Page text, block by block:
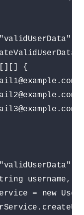
{
username,
= new